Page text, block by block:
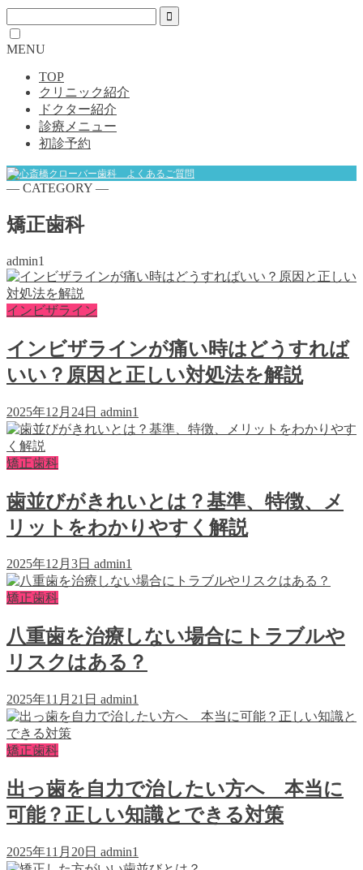
MENU
TOP
クリニック紹介
ドクター紹介
診療メニュー
初診予約
― CATEGORY ―
矯正歯科
admin1
インビザライン
インビザラインが痛い時はどうすれば
いい？原因と正しい対処法を解説
2025年12月24日 admin1
矯正歯科
歯並びがきれいとは？基準、特徴、メ
リットをわかりやすく解説
2025年12月3日 admin1
矯正歯科
八重歯を治療しない場合にトラブルや
リスクはある？
2025年11月21日 admin1
矯正歯科
出っ歯を自力で治したい方へ 本当に
可能？正しい知識とできる対策
2025年11月20日 admin1